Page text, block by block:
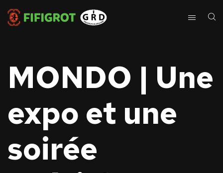
MONDO | Une
expo et une
soirée